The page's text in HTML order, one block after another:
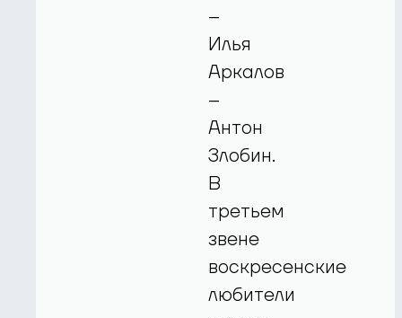
–
Илья
Аркалов
–
Антон
Злобин.
В
третьем
звене
воскресенские
любители